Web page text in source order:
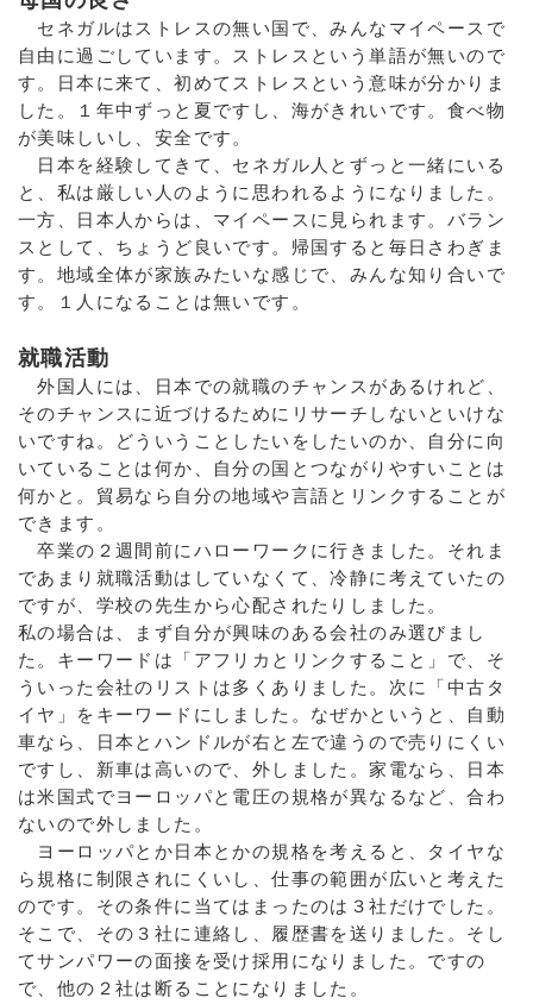
セネガルはストレスの無い国で、みんなマイペースで
自由に過ごしています。ストレスという単語が無いので
す。日本に来て、初めてストレスという意味が分かりま
した。１年中ずっと夏ですし、海がきれいです。食べ物
が美味しいし、安全です。
日本を経験してきて、セネガル人とずっと一緒にいる
と、私は厳しい人のように思われるようになりました。
一方、日本人からは、マイペースに見られます。バラン
スとして、ちょうど良いです。帰国すると毎日さわぎま
す。地域全体が家族みたいな感じで、みんな知り合いで
す。１人になることは無いです。
就職活動
外国人には、日本での就職のチャンスがあるけれど、
そのチャンスに近づけるためにリサーチしないといけな
いですね。どういうことしたいをしたいのか、自分に向
いていることは何か、自分の国とつながりやすいことは
何かと。貿易なら自分の地域や言語とリンクすることが
できます。
卒業の２週間前にハローワークに行きました。それま
であまり就職活動はしていなくて、冷静に考えていたの
ですが、学校の先生から心配されたりしました。
私の場合は、まず自分が興味のある会社のみ選びまし
た。キーワードは「アフリカとリンクすること」で、そ
ういった会社のリストは多くありました。次に「中古タ
イヤ」をキーワードにしました。なぜかというと、自動
車なら、日本とハンドルが右と左で違うので売りにくい
ですし、新車は高いので、外しました。家電なら、日本
は米国式でヨーロッパと電圧の規格が異なるなど、合わ
ないので外しました。
ヨーロッパとか日本とかの規格を考えると、タイヤな
ら規格に制限されにくいし、仕事の範囲が広いと考えた
のです。その条件に当てはまったのは３社だけでした。
そこで、その３社に連絡し、履歴書を送りました。そし
てサンパワーの面接を受け採用になりました。ですの
で、他の２社は断ることになりました。